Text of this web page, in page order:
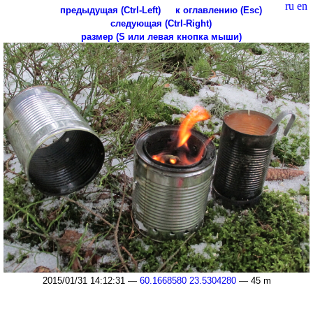
ru en
предыдущая (Ctrl-Left)
к оглавлению (Esc)
следующая (Ctrl-Right)
размер (S или левая кнопка мыши)
2015/01/31 14:12:31 — 60.1668580 23.5304280— 45 m